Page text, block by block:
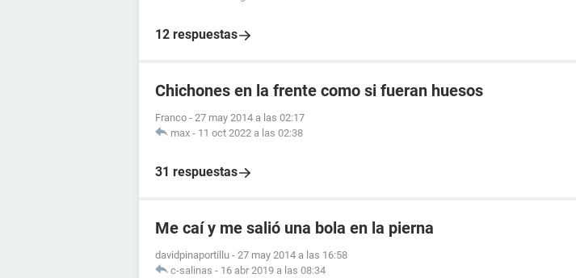
12 respuestas
Chichones en la frente como si fueran huesos
Franco - 27 may 2014 a las 02:17
max - 11 oct 2022 a las 02:38
31 respuestas
Me caí y me salió una bola en la pierna
davidpinaportillu - 27 may 2014 a las 16:58
c-salinas - 16 abr 2019 a las 08:34